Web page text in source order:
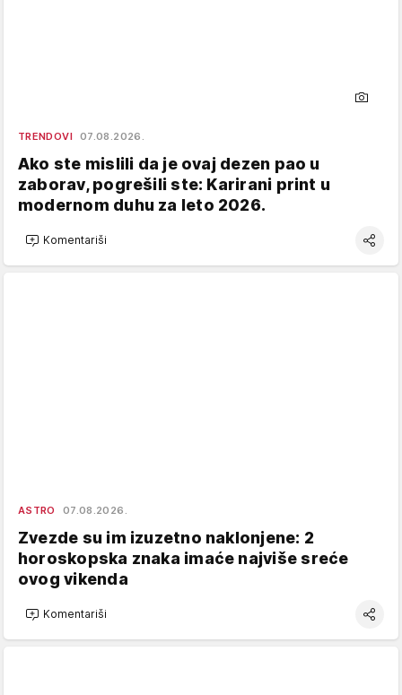
TRENDOVI 07.08.2026.
Ako ste mislili da je ovaj dezen pao u
zaborav, pogrešili ste: Karirani print u
modernom duhu za leto 2026.
Komentariši
ASTRO 07.08.2026.
Zvezde su im izuzetno naklonjene: 2
horoskopska znaka imaće najviše sreće
ovog vikenda
Komentariši